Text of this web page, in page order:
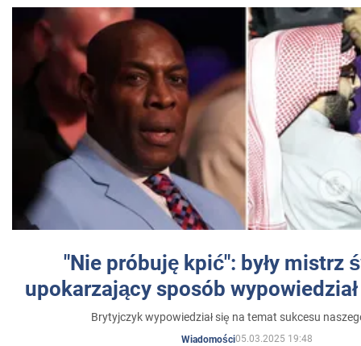
"Nie próbuję kpić": były mistrz
upokarzający sposób
Brytyjczyk wypowiedział się na temat sukcesu
Wiadomości05.03.2025 19:48